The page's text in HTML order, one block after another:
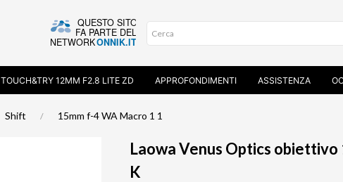
TOUCH&TRY 12MM F2.8 LITE ZD APPROFONDIMENTI ASSISTENZA
Shift 15mm f-4 WA Macro 1 1
Laowa Venus Optics obiettivo 15mm f/
K